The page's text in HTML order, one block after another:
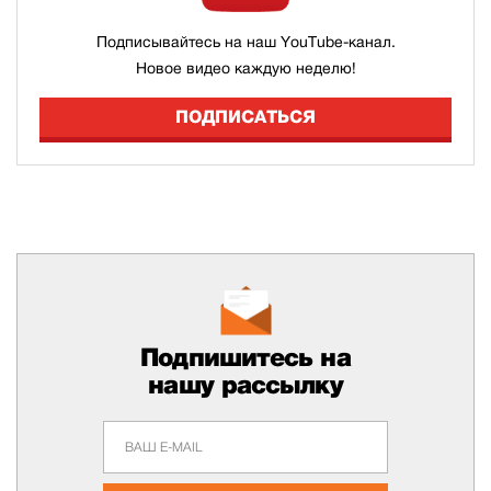
Подписывайтесь на наш YouTube-канал.
Новое видео каждую неделю!
ПОДПИСАТЬСЯ
Подпишитесь на
нашу рассылку